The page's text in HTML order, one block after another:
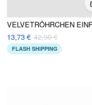
13,73 € 42,90 €
FLASH SHIPPING